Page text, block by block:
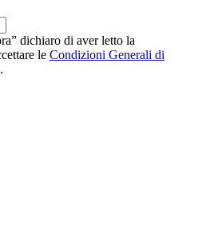
dichiaro di aver letto la
le Condizioni Generali di
.